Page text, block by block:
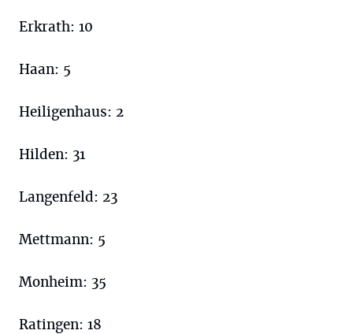
Erkrath: 10
Haan: 5
Heiligenhaus: 2
Hilden: 31
Langenfeld: 23
Mettmann: 5
Monheim: 35
Ratingen: 18